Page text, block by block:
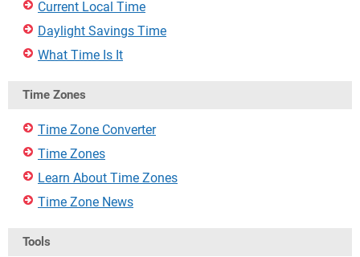
Current Local Time
Daylight Savings Time
What Time Is It
Time Zones
Time Zone Converter
Time Zones
Learn About Time Zones
Time Zone News
Tools